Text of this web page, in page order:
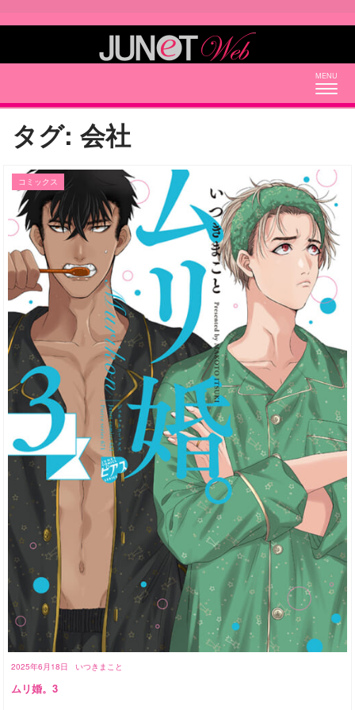
タグ: 会社
2025年6月18日 いつきまこと
コミックス
ムリ婚。3